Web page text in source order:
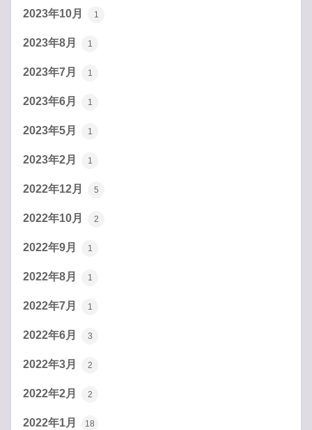
2023年10月 1
2023年8月 1
2023年7月 1
2023年6月 1
2023年5月 1
2023年2月 1
2022年12月 5
2022年10月 2
2022年9月 1
2022年8月 1
2022年7月 1
2022年6月 3
2022年3月 2
2022年2月 2
2022年1月 18